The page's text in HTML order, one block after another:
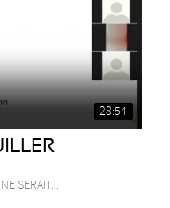
28:54
SERAIT...